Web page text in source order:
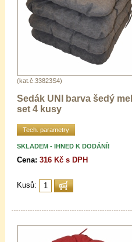
(kat.č.33823S4)
Sedák UNI barva šedý
set 4 kusy
Tech. parametry
SKLADEM - IHNED K DODÁNÍ!
Cena: 316 Kč s DPH
Kusů: